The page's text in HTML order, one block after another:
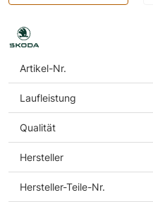
Artikel-Nr.
Laufleistung
Qualität
Hersteller
Hersteller-Teile-Nr.